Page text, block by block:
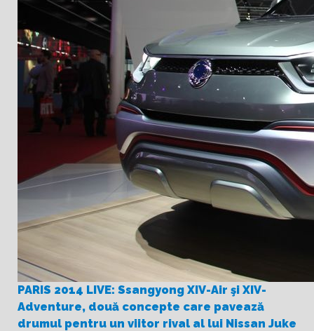
PARIS 2014 LIVE: Ssangyong XIV-Air şi XIV-
Adventure, două concepte care pavează
drumul pentru un viitor rival al lui Nissan Juke